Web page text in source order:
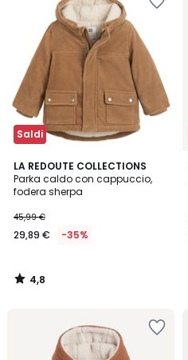
Saldi
LA REDOUTE COLLECTIONS
Parka caldo con cappuccio,
fodera sherpa
45,99 €
29,89 € -35%
4,8
/ 5
4,8
/